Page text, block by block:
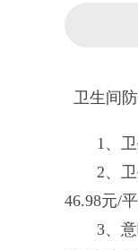
卫生间
1、卫生
2、卫生
46.98元/
3、意味